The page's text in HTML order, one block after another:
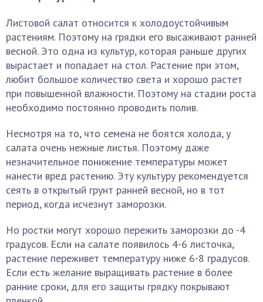
Листовой салат относится к холодоустойчивым
растениям. Поэтому на грядки его высаживают ранней
весной. Это одна из культур, которая раньше других
вырастает и попадает на стол. Растение при этом,
любит большое количество света и хорошо растет
при повышенной влажности. Поэтому на стадии роста
необходимо постоянно проводить полив.
Несмотря на то, что семена не боятся холода, у
салата очень нежные листья. Поэтому даже
незначительное понижение температуры может
нанести вред растению. Эту культуру рекомендуется
сеять в открытый грунт ранней весной, но в тот
период, когда исчезнут заморозки.
Но ростки могут хорошо пережить заморозки до -4
градусов. Если на салате появилось 4-6 листочка,
растение переживет температуру ниже 6-8 градусов.
Если есть желание выращивать растение в более
ранние сроки, для его защиты грядку покрывают